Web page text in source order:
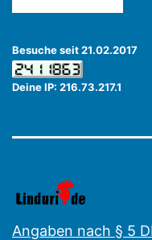
Besuche seit 21.02.2017
Deine IP: 216.73.217.1
Angaben nach § 5